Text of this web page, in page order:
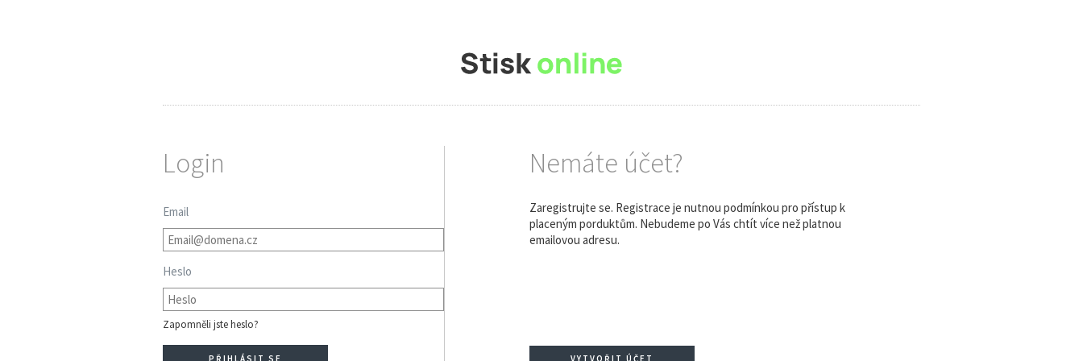
Login
Email
Heslo
Zapomněli jste heslo?
Nemáte účet?
Zaregistrujte se. Registrace je nutnou podmínkou pro přístup k
placeným porduktům. Nebudeme po Vás chtít více než platnou
emailovou adresu.
VYTVOŘIT ÚČET